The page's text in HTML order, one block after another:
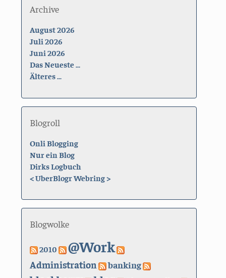
Archive
August 2026
Juli 2026
Juni 2026
Das Neueste ...
Älteres ...
Blogroll
Onli Blogging
Nur ein Blog
Dirks Logbuch
<UberBlogr Webring>
Blogwolke
2010 @Work
Administration banking